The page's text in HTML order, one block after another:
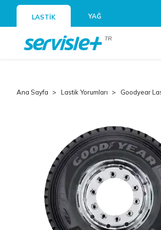
LASTİK YAĞ
TR
Ana Sayfa Lastik Yorumları Goodyear